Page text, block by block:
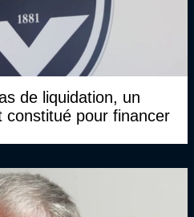
de liquidation, un
constitué pour financer